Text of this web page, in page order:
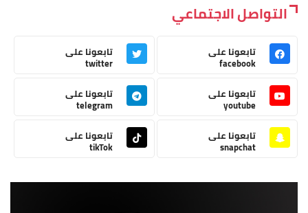
التواصل الاجتماعي
تابعونا على
facebook
تابعونا على
twitter
تابعونا على
youtube
تابعونا على
telegram
تابعونا على
snapchat
تابعونا على
tikTok